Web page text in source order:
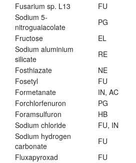
Fusarium sp. L13
FU
Sodium 5-
nitroguaiacolate
PG
Fructose
EL
Sodium aluminium
silicate
RE
Fosthiazate
NE
Fosetyl
FU
Formetanate
IN, AC
Forchlorfenuron
PG
Foramsulfuron
HB
Sodium chloride
FU, IN
Sodium hydrogen
carbonate
FU
Fluxapyroxad
FU